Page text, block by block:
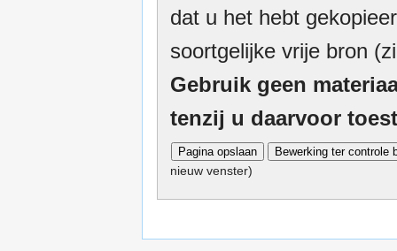
dat u het hebt
soortgelijke vrije bron
Gebruik geen
tenzij u daarvoor
nieuw venster)